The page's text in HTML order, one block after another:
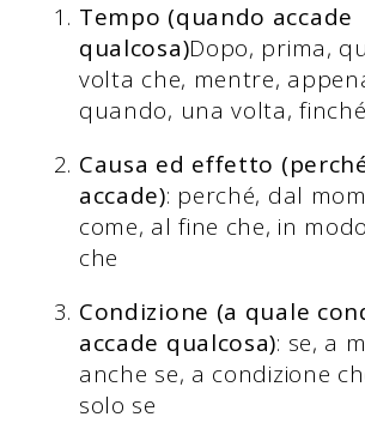
Tempo (quando accade
qualcosa)Dopo, prima,
volta che, mentre,
quando, una volta,
Causa ed effetto
accade): perché, dal
come, al fine che, in
che
Condizione (a quale
accade qualcosa): se, a
anche se, a condizione
solo se